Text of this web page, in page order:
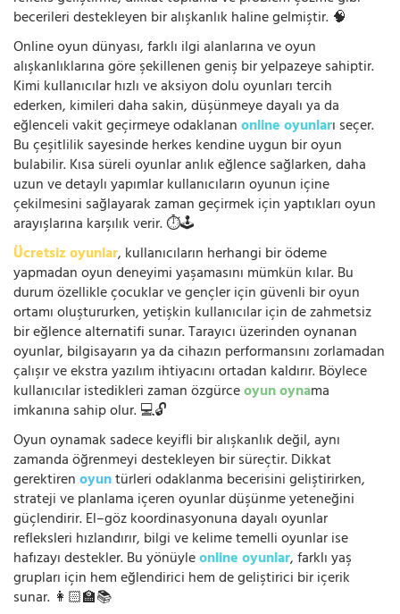
becerileri destekleyen bir alışkanlık haline gelmiştir. 🧠
Online oyun dünyası, farklı ilgi alanlarına ve oyun
alışkanlıklarına göre şekillenen geniş bir yelpazeye sahiptir.
Kimi kullanıcılar hızlı ve aksiyon dolu oyunları tercih
ederken, kimileri daha sakin, düşünmeye dayalı ya da
eğlenceli vakit geçirmeye odaklananonline oyunları seçer.
Bu çeşitlilik sayesinde herkes kendine uygun bir oyun
bulabilir. Kısa süreli oyunlar anlık eğlence sağlarken, daha
uzun ve detaylı yapımlar kullanıcıların oyunun içine
çekilmesini sağlayarak zaman geçirmek için yaptıkları oyun
arayışlarına karşılık verir. ⏱️🕹️
Ücretsiz oyunlar, kullanıcıların herhangi bir ödeme
yapmadan oyun deneyimi yaşamasını mümkün kılar. Bu
durum özellikle çocuklar ve gençler için güvenli bir oyun
ortamı oluştururken, yetişkin kullanıcılar için de zahmetsiz
bir eğlence alternatifi sunar. Tarayıcı üzerinden oynanan
oyunlar, bilgisayarın ya da cihazın performansını zorlamadan
çalışır ve ekstra yazılım ihtiyacını ortadan kaldırır. Böylece
kullanıcılar istedikleri zaman özgürceoyun oynama
imkanına sahip olur. 💻🔓
Oyun oynamak sadece keyifli bir alışkanlık değil, aynı
zamanda öğrenmeyi destekleyen bir süreçtir. Dikkat
gerektirenoyuntürleri odaklanma becerisini geliştirirken,
strateji ve planlama içeren oyunlar düşünme yeteneğini
güçlendirir. El–göz koordinasyonuna dayalı oyunlar
refleksleri hızlandırır, bilgi ve kelime temelli oyunlar ise
hafızayı destekler. Bu yönüyleonline oyunlar, farklı yaş
grupları için hem eğlendirici hem de geliştirici bir içerik
sunar. 👩🏻‍🏫📚